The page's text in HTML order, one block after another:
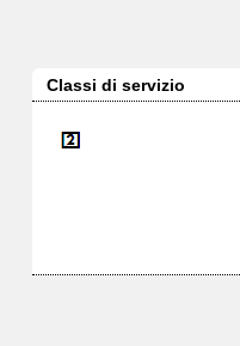
Classi di servizio